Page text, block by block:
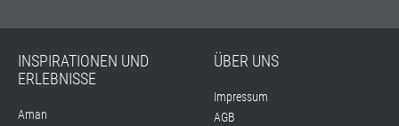
INSPIRATIONEN UND
ERLEBNISSE
Aman
ÜBER UNS
Impressum
AGB